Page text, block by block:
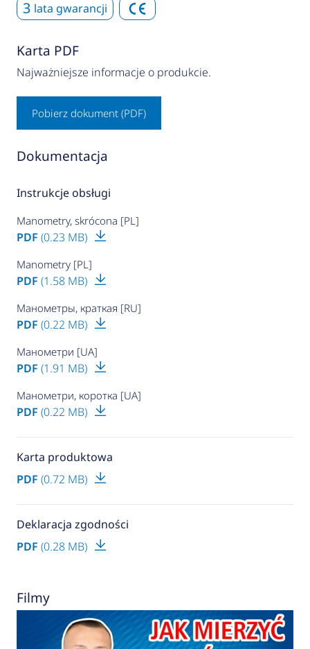
3 lata gwarancji
Karta PDF
Najważniejsze informacje o produkcie.
Pobierz dokument (PDF)
Dokumentacja
Instrukcje obsługi
Manometry, skrócona [PL]
PDF (0.23 MB)
Manometry [PL]
PDF (1.58 MB)
Манометры, краткая [RU]
PDF (0.22 MB)
Манометри [UA]
PDF (1.91 MB)
Манометри, коротка [UA]
PDF (0.22 MB)
Karta produktowa
PDF (0.72 MB)
Deklaracja zgodności
PDF (0.28 MB)
Filmy